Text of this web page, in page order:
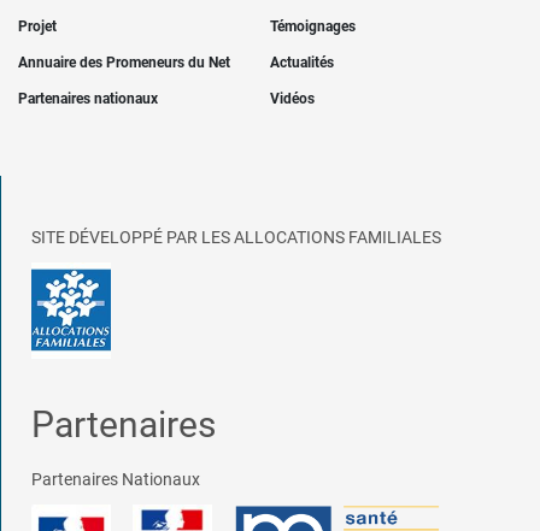
Projet Témoignages
Annuaire des Promeneurs du Net Actualités
Partenaires nationaux Vidéos
SITE DÉVELOPPÉ PAR LES ALLOCATIONS FAMILIALES
Partenaires
Partenaires Nationaux